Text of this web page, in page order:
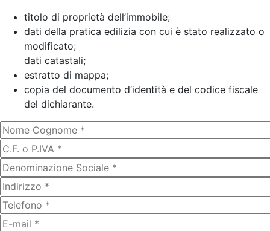
titolo di proprietà dell’immobile;
dati della pratica edilizia con cui è stato realizzato o
modificato;
dati catastali;
estratto di mappa;
copia del documento d’identità e del codice fiscale
del dichiarante.